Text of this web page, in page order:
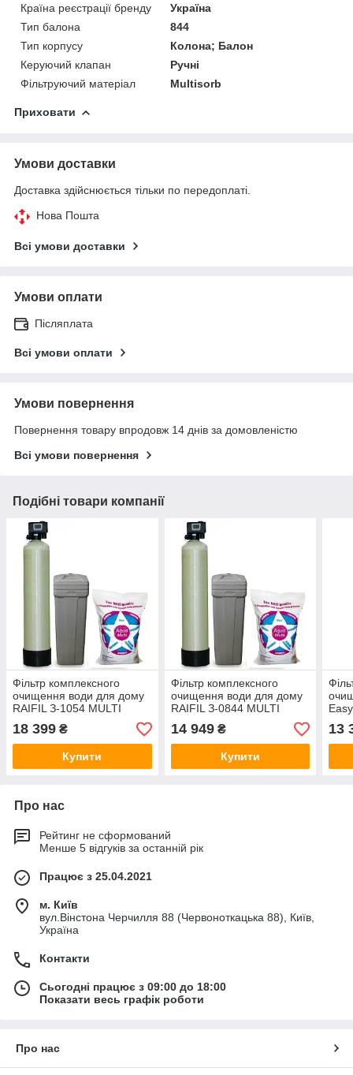
Країна реєстрації бренду
Україна
Тип балона
844
Тип корпусу
Колона; Балон
Керуючий клапан
Ручні
Фільтруючий матеріал
Multisorb
Приховати
Умови доставки
Доставка здійснюється тільки по передоплаті.
Нова Пошта
Всі умови доставки
Умови оплати
Післяплата
Всі умови оплати
Умови повернення
Повернення товару впродовж 14 днів за домовленістю
Всі умови повернення
Подібні товари компанії
Фільтр комплексного
очищення води для дому
RAIFIL З-1054 MULTI
RX65B3
18 399 ₴
Купити
Фільтр комплексного
очищення води для дому
RAIFIL З-0844 MULTI
RX65B3
14 949₴
Купити
Easy
13
Про нас
Рейтинг не сформований
Менше 5 відгуків за останній рік
Працює з 25.04.2021
м. Київ
вул.Вінстона Черчилля 88 (Червоноткацька 88), Київ,
Україна
Контакти
Сьогодні працює з 09:00 до 18:00
Показати весь графік роботи
Про нас